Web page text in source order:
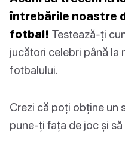
întrebările noastre
fotbal! Testează-ți
jucători celebri până la
fotbalului.
Crezi că poți obține un
pune-ți fața de joc și să